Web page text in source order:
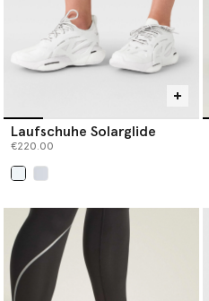
Laufschuhe Solarglide
€220.00